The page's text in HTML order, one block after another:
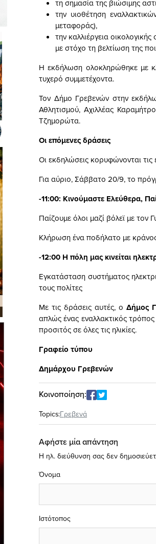
τη σημασία της βιώσιμης
την υιοθέτηση
μεταφοράς),
την καλλιέργεια
με στόχο τη βελτίωση της
Η εκδήλωση ολοκληρώθηκε με
τυχερό συμμετέχοντα.
Τον Δήμο Γρεβενών στην
Αθλητισμού, Αχιλλέας
Τζημορώτα.
Οι επόμενες δράσεις
Οι εκδηλώσεις κορυφώνονται τις
Για αύριο, Σάββατο 20/9, το
-11:00: Κινούμαστε Ελεύθερα,
Παίζουμε όλοι μαζί βόλεϊ με τον
Κλήρωση ένα ποδήλατο με
-12:00 Η πόλη μας κινείται
Εγκατάσταση συστήματος
τους πολίτες
Με τις δράσεις αυτές, οΔήμος
απλώς ένας εναλλακτικός
προσιτός σε όλες τις ηλικίες.
Γραφείο τύπου
Δημάρχου Γρεβενών
Κοινοποίηση:
Topics:Γρεβενά
Αφήστε μία απάντηση
Η ηλ. διεύθυνση σας δεν
Όνομα
Ιστότοπος